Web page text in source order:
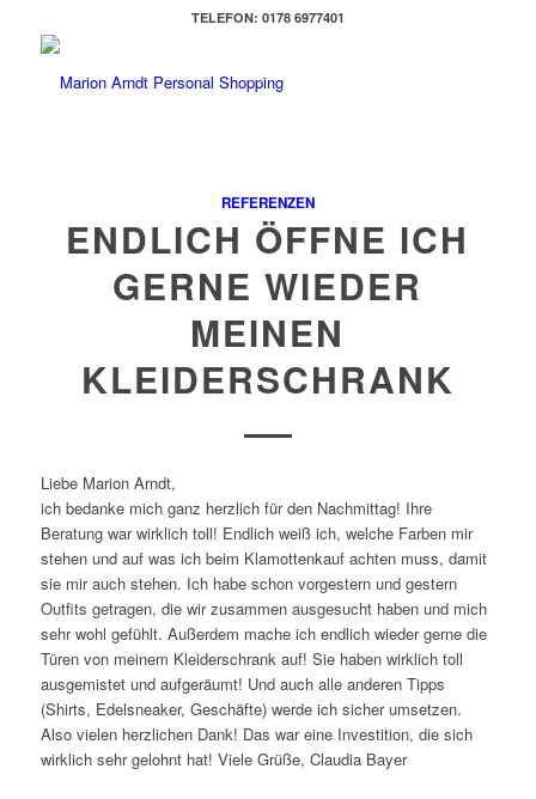
TELEFON: 0178 6977401
REFERENZEN
ENDLICH ÖFFNE ICH
GERNE WIEDER
MEINEN
KLEIDERSCHRANK
Liebe Marion Arndt,
ich bedanke mich ganz herzlich für den Nachmittag! Ihre
Beratung war wirklich toll! Endlich weiß ich, welche Farben mir
stehen und auf was ich beim Klamottenkauf achten muss, damit
sie mir auch stehen. Ich habe schon vorgestern und gestern
Outfits getragen, die wir zusammen ausgesucht haben und mich
sehr wohl gefühlt. Außerdem mache ich endlich wieder gerne die
Türen von meinem Kleiderschrank auf! Sie haben wirklich toll
ausgemistet und aufgeräumt! Und auch alle anderen Tipps
(Shirts, Edelsneaker, Geschäfte) werde ich sicher umsetzen.
Also vielen herzlichen Dank! Das war eine Investition, die sich
wirklich sehr gelohnt hat! Viele Grüße, Claudia Bayer